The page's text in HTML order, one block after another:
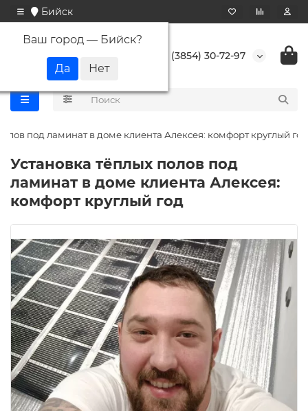
Бийск
Ваш город — Бийск?
+7 (3854) 30-72-97
под ламинат в доме клиента Алексея: комфорт круглый год
Установка тёплых полов под
ламинат в доме клиента Алексея:
комфорт круглый год